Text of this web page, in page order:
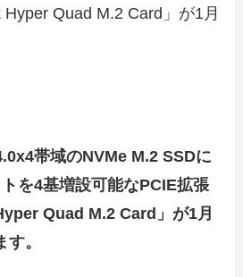
Quad M.2 Card」が1月
帯域のNVMe M.2 SSDに
を4基増設可能なPCIE拡張
Quad M.2 Card」が1月
。